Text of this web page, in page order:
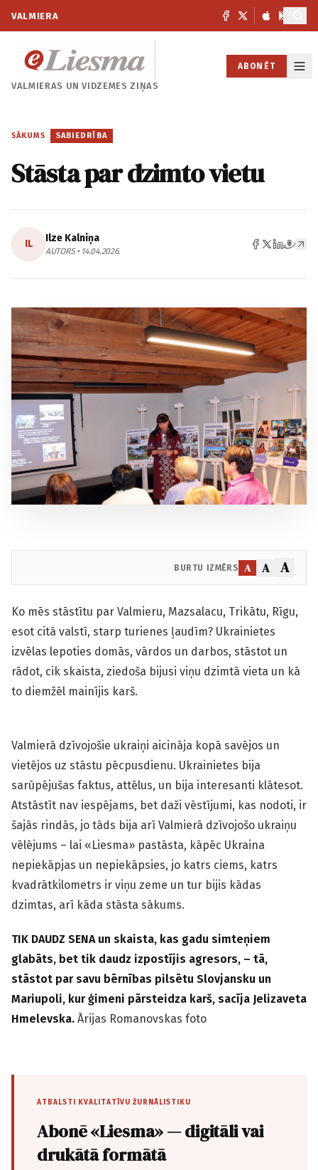
VALMIERA
VALMIERAS UNVIDZEMES ZIŅAS
ABONĒT
SĀKUMS / SABIEDRĪBA
Stāsta par dzimto vietu
IL Ilze Kalniņa
AUTORS • 14.04.2026.
BURTU IZMĒRS A A A
Ko mēs stāstītu par Valmieru, Mazsalacu, Trikātu, Rīgu,
esot citā valstī, starp turienes ļaudīm? Ukrainietes
izvēlas lepoties domās, vārdos un darbos, stāstot un
rādot, cik skaista, ziedoša bijusi viņu dzimtā vieta un kā
to diemžēl mainījis karš.
Valmierā dzīvojošie ukraiņi aicināja kopā savējos un
vietējos uz stāstu pēcpusdienu. Ukrainietes bija
sarūpējušas faktus, attēlus, un bija interesanti klātesot.
Atstāstīt nav iespējams, bet daži vēstījumi, kas nodoti, ir
šajās rindās, jo tāds bija arī Valmierā dzīvojošo ukraiņu
vēlējums – lai «Liesma» pastāsta, kāpēc Ukraina
nepiekāpjas un nepiekāpsies, jo katrs ciems, katrs
kvadrātkilometrs ir viņu zeme un tur bijis kādas
dzimtas, arī kāda stāsta sākums.
TIK DAUDZ SENA un skaista, kas gadu simteņiem
glabāts, bet tik daudz izpostījis agresors, – tā,
stāstot par savu bērnības pilsētu Slovjansku un
Mariupoli, kur ģimeni pārsteidza karš, sacīja Jelizaveta
Hmelevska. Ārijas Romanovskas foto
ATBALSTI KVALITATĪVU ŽURNĀLISTIKU
Abonē «Liesma» — digitāli vai
drukātā formātā